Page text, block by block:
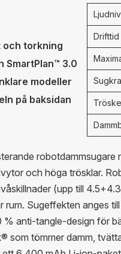
och torkning
SmartPlan™ 3.0
modeller
på baksidan
Drifttid
och höga trösklar.
(upp till
rum. Sugeffekten anges
anti-tangle-design för
som tömmer damm,